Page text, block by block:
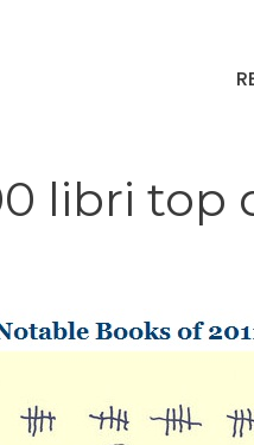
libri top